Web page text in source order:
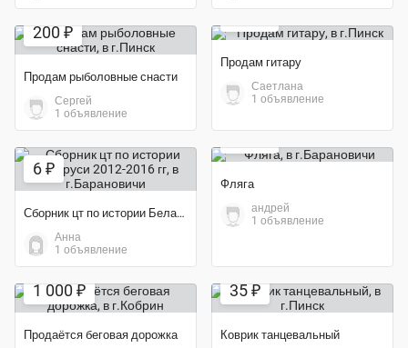
200 ₽
Продам рыболовные снасти
Сергей
1 объявление
Продам гитару
Саетлана
1 объявление
6 ₽
Сборник цт по истории Беларуси 2012-2016 гг
Анна
1 объявление
Фляга
андрей
1 объявление
1 000 ₽
Продаётся беговая дорожка
35 ₽
Коврик танцевальный